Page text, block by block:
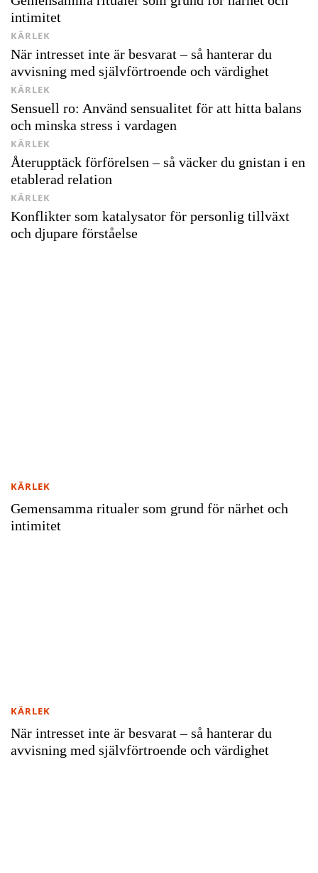
intimitet
När intresset inte är besvarat – så hanterar du
avvisning med självförtroende och värdighet
KÄRLEK
Sensuell ro: Använd sensualitet för att hitta balans
och minska stress i vardagen
KÄRLEK
Återupptäck förförelsen – så väcker du gnistan i en
etablerad relation
KÄRLEK
Konflikter som katalysator för personlig tillväxt
och djupare förståelse
KÄRLEK
Gemensamma ritualer som grund för närhet och
intimitet
KÄRLEK
När intresset inte är besvarat – så hanterar du
avvisning med självförtroende och värdighet
KÄRLEK